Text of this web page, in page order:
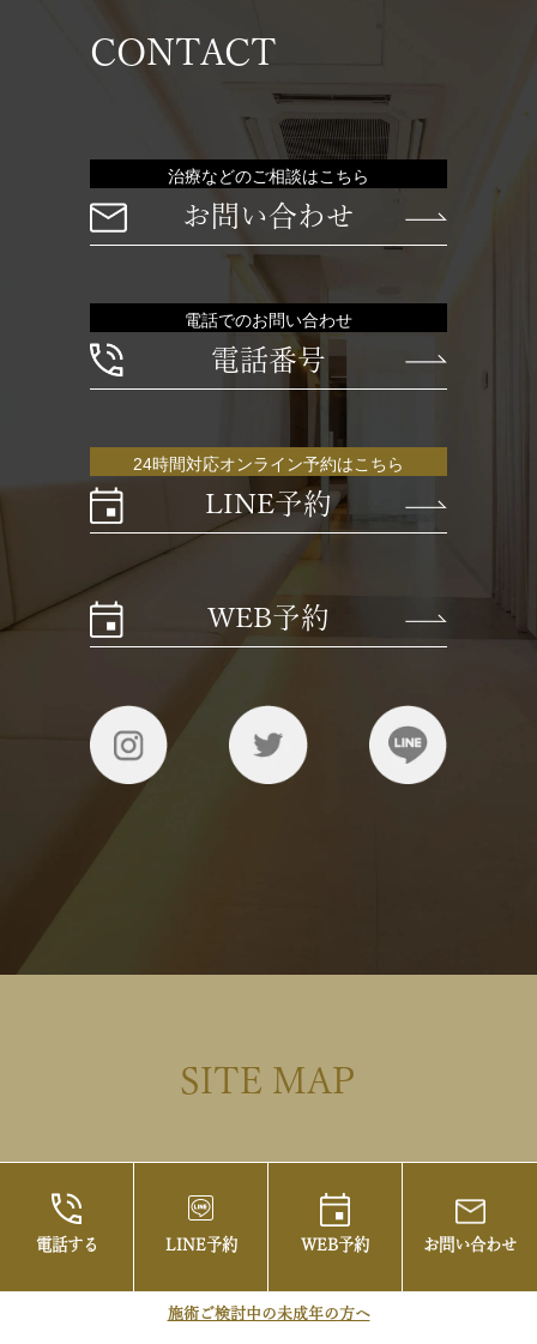
電話する LINE予約 WEB予約 お問い合わせ
施術ご検討中の未成年の方へ
CONTACT
治療などのご相談はこちら
お問い合わせ
電話でのお問い合わせ
電話番号
24時間対応オンライン予約はこちら
LINE予約
WEB予約
SITE MAP
初めての方へ